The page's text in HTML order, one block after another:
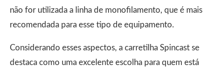
não for utilizada a linha de monofilamento, que é mais
recomendada para esse tipo de equipamento.
Considerando esses aspectos, a carretilha Spincast se
destaca como uma excelente escolha para quem está